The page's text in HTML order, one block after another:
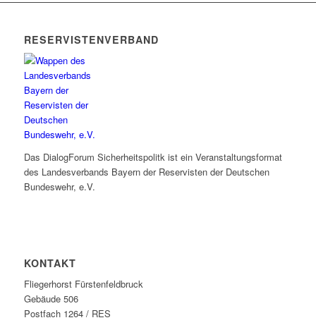
RESERVISTENVERBAND
Das DialogForum Sicherheitspolitk ist ein Veranstaltungsformat
des Landesverbands Bayern der Reservisten der Deutschen
Bundeswehr, e.V.
KONTAKT
Fliegerhorst Fürstenfeldbruck
Gebäude 506
Postfach 1264 / RES